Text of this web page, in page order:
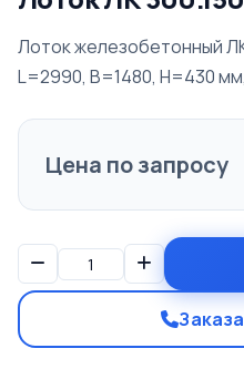
Лоток железобетонный
L=2990, B=1480, H=430
Цена по запросу